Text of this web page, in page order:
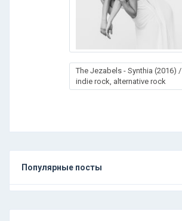
The Jezabels - Synthia (2016) /
indie rock, alternative rock
Популярные посты